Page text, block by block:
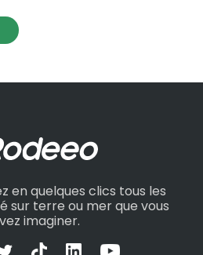
en quelques clics tous les
sur terre ou mer que vous
imaginer.